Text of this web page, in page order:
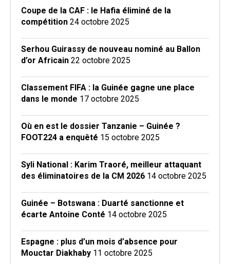
Coupe de la CAF : le Hafia éliminé de la
compétition 24 octobre 2025
Serhou Guirassy de nouveau nominé au Ballon
d’or Africain 22 octobre 2025
Classement FIFA : la Guinée gagne une place
dans le monde 17 octobre 2025
Où en est le dossier Tanzanie – Guinée ?
FOOT224 a enquêté 15 octobre 2025
Syli National : Karim Traoré, meilleur attaquant
des éliminatoires de la CM 2026 14 octobre 2025
Guinée – Botswana : Duarté sanctionne et
écarte Antoine Conté 14 octobre 2025
Espagne : plus d’un mois d’absence pour
Mouctar Diakhaby 11 octobre 2025